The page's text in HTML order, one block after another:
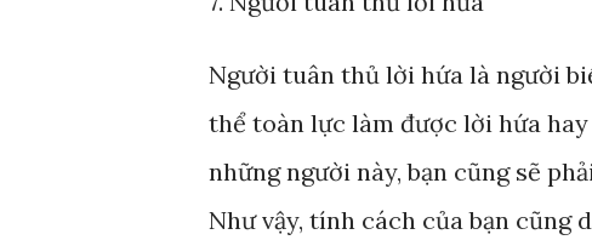
Người tuân thủ lời hứa là người
thể toàn lực làm được lời hứa
những người này, bạn cũng sẽ
Như vậy, tính cách của bạn cũng